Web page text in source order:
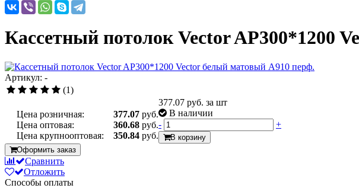
Кассетный потолок Vector AP300*1200
Артикул: -
(1)
Цена розничная: 377.07 руб.
Цена оптовая:
360.68 руб.
Цена крупнооптовая:
350.84 руб.
377.07 руб. за шт
В наличии
-
+
В корзину
Оформить заказ
Сравнить
Отложить
Способы оплаты